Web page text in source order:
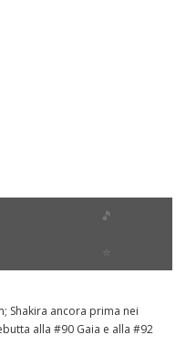
🎵
⭐️
Shakira ancora prima nei
alla #90 Gaia e alla #92